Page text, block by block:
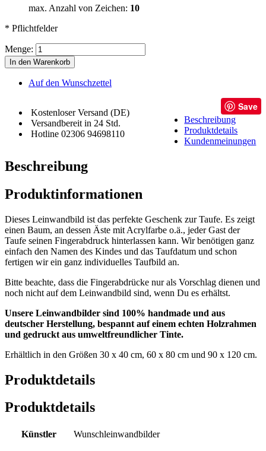
max. Anzahl von Zeichen: 10
* Pflichtfelder
Menge:
In den Warenkorb
Auf den Wunschzettel
Kostenloser Versand (DE)
Versandbereit in 24 Std.
Hotline 02306 94698110
Save
Beschreibung
Produktdetails
Kundenmeinungen
Beschreibung
Produktinformationen
Dieses Leinwandbild ist das perfekte Geschenk zur Taufe. Es zeigt
einen Baum, an dessen Äste mit Acrylfarbe o.ä., jeder Gast der
Taufe seinen Fingerabdruck hinterlassen kann. Wir benötigen ganz
einfach den Namen des Kindes und das Taufdatum und schon
fertigen wir ein ganz individuelles Taufbild an.
Bitte beachte, dass die Fingerabdrücke nur als Vorschlag dienen und
noch nicht auf dem Leinwandbild sind, wenn Du es erhältst.
Unsere Leinwandbilder sind 100% handmade und aus
deutscher Herstellung, bespannt auf einem echten Holzrahmen
und gedruckt aus umweltfreundlicher Tinte.
Erhältlich in den Größen 30 x 40 cm, 60 x 80 cm und 90 x 120 cm.
Produktdetails
Produktdetails
Künstler Wunschleinwandbilder